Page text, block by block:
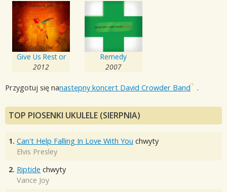
Give Us Rest or
2012
Remedy
2007
Przygotuj się nanastępny koncert David Crowder Band .
TOP PIOSENKI UKULELE (SIERPNIA)
1. Can't Help Falling In Love With You chwyty
Elvis Presley
2. Riptide chwyty
Vance Joy